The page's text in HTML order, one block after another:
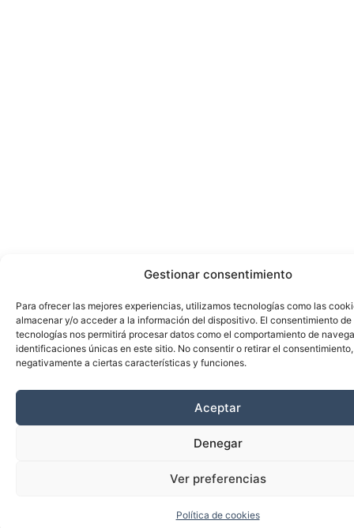
Gestionar consentimiento
Para ofrecer las mejores experiencias, utilizamos tecnologías como las
almacenar y/o acceder a la información del dispositivo. El consentimiento de
tecnologías nos permitirá procesar datos como el comportamiento de
identificaciones únicas en este sitio. No consentir o retirar el
negativamente a ciertas características y funciones.
Aceptar
Denegar
Ver preferencias
Política de cookies